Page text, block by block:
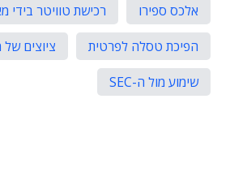
אלכס ספירו
רכישת טוויטר בידי
הפיכת טסלה לפרטית
ציוצים
שימוע מול ה-SEC